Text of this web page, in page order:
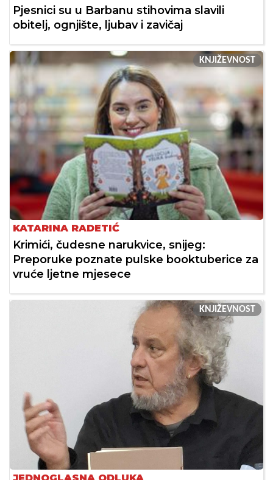
Pjesnici su u Barbanu stihovima slavili
obitelj, ognjište, ljubav i zavičaj
KNJIŽEVNOST
KATARINA RADETIĆ
Krimići, čudesne narukvice, snijeg:
Preporuke poznate pulske booktuberice za
vruće ljetne mjesece
KNJIŽEVNOST
JEDNOGLASNA ODLUKA